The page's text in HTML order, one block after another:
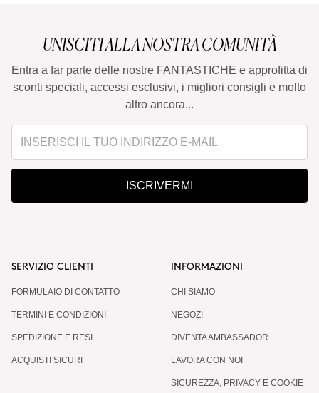
UNISCITI ALLA NOSTRA COMUNITÀ
Entra a far parte delle nostre FANTASTICHE e approfitta di
sconti speciali, accessi esclusivi, i migliori consigli e molto
altro ancora...
ISCRIVERMI
SERVIZIO CLIENTI
FORMULAIO DI CONTATTO
TERMINI E CONDIZIONI
SPEDIZIONE E RESI
ACQUISTI SICURI
INFORMAZIONI
CHI SIAMO
NEGOZI
DIVENTA AMBASSADOR
LAVORA CON NOI
SICUREZZA, PRIVACY E COOKIE